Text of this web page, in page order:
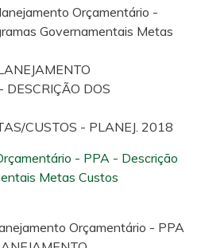
Orçamentário -
Governamentais Metas
DOS
CUSTOS - PLANEJ. 2018
- PPA - Descrição
Metas Custos
Orçamentário - PPA